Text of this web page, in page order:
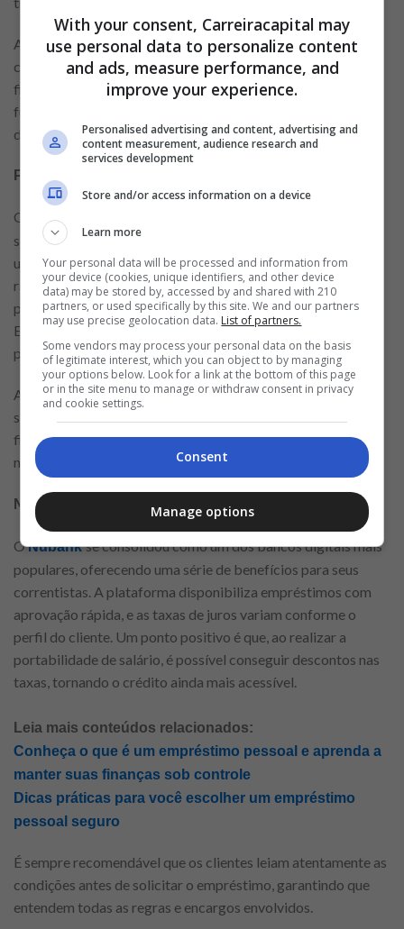
Ao buscar um crédito online, sempre faça uma análise
cuidadosa das taxas e condições oferecidas. Algumas
fintechs podem ter taxas de juros mais elevadas, por isso é
fundamental entender todas as cláusulas do contrato antes
de assinar.
PicPay: Agilidade e Praticidade
O PicPay
solicitação de empréstimos. Com um aplicativo intuitivo, os
usuários podem fazer o cadastro e solicitar crédito de forma
rápida. O processo de aprovação é simplificado, e o dinheiro
pode cair na conta em até 24 horas, dependendo da análise.
Essa agilidade é um dos principais atrativos para quem
precisa de uma solução imediata.
Além disso, o PicPay permite que os usuários façam
simulações de crédito, o que ajuda a planejar melhor as
finanças e a entender o impacto das parcelas no orçamento
mensal.
Nubank: Benefícios para Correntistas
ONubankse consolidou como um dos bancos digitais mais
populares, oferecendo uma série de benefícios para seus
correntistas. A plataforma disponibiliza empréstimos com
aprovação rápida, e as taxas de juros variam conforme o
perfil do cliente. Um ponto positivo é que, ao realizar a
portabilidade de salário, é possível conseguir descontos nas
taxas, tornando o crédito ainda mais acessível.
Leia mais conteúdos relacionados:
Conheça o que é um empréstimo pessoal e aprenda a
manter suas finanças sob controle
Dicas práticas para você escolher um empréstimo
pessoal seguro
É sempre recomendável que os clientes leiam atentamente as
condições antes de solicitar o empréstimo, garantindo que
entendem todas as regras e encargos envolvidos.
With your consent, Carreiracapital may
use personal data to personalize content
and ads, measure performance, and
improve your experience.
Personalised advertising and content, advertising and
content measurement, audience research and
services development
Store and/or access information on a device
Learn more
Your personal data will be processed and information from
your device (cookies, unique identifiers, and other device
data) may be stored by, accessed by and shared with 210
partners, or used specifically by this site. We and our partners
may use precise geolocation data. List of partners.
Some vendors may process your personal data on the basis
of legitimate interest, which you can object to by managing
your options below. Look for a link at the bottom of this page
or in the site menu to manage or withdraw consent in privacy
and cookie settings.
Consent
Manage options